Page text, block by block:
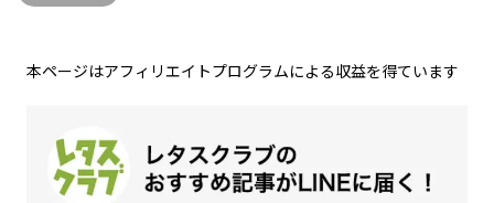
本ページはアフィリエイトプログラムによる収益を得ています